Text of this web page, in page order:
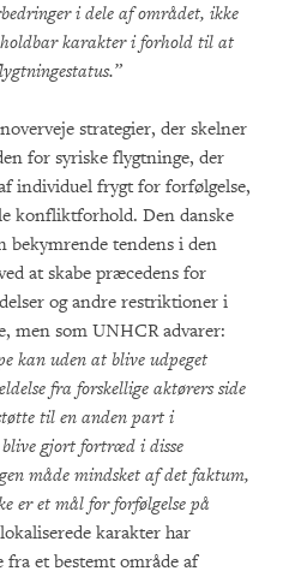
i dele af området, ikke
karakter i forhold til at
strategier, der skelner
for syriske flygtninge, der
individuel frygt for forfølgelse,
konfliktforhold. Den danske
bekymrende tendens i den
at skabe præcedens for
og andre restriktioner i
men som UNHCR advarer:
kan uden at blive udpeget
fra forskellige aktørers side
til en anden part i
gjort fortræd i disse
måde mindsket af det faktum,
er et mål for forfølgelse på
karakter har
fra et bestemt område af